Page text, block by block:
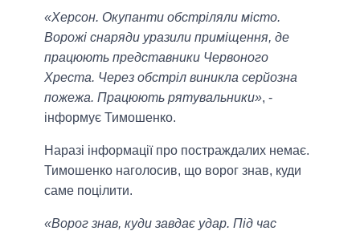
«Херсон. Окупанти обстріляли місто.
Ворожі снаряди уразили приміщення, де
працюють представники Червоного
Хреста. Через обстріл виникла серйозна
пожежа. Працюють рятувальники», -
інформує Тимошенко.
Наразі інформації про постраждалих немає.
Тимошенко наголосив, що ворог знав, куди
саме поцілити.
«Ворог знав, куди завдає удар. Під час